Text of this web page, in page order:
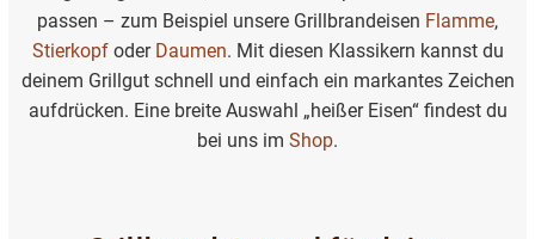
passen – zum Beispiel unsere Grillbrandeisen Flamme,
Stierkopf oder Daumen. Mit diesen Klassikern kannst du
deinem Grillgut schnell und einfach ein markantes Zeichen
aufdrücken. Eine breite Auswahl „heißer Eisen“ findest du
bei uns im Shop.